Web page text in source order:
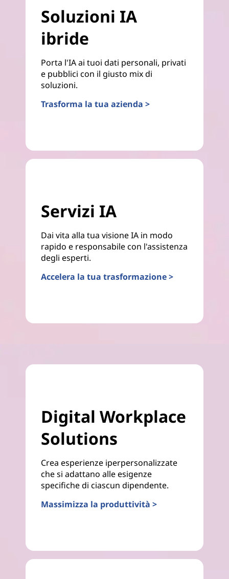
Soluzioni IA
ibride
Porta l'IA ai tuoi dati personali, privati
e pubblici con il giusto mix di
soluzioni.
Trasforma la tua azienda >
Servizi IA
Dai vita alla tua visione IA in modo
rapido e responsabile con l'assistenza
degli esperti.
Accelera la tua trasformazione >
Digital Workplace
Solutions
Crea esperienze iperpersonalizzate
che si adattano alle esigenze
specifiche di ciascun dipendente.
Massimizza la produttività >